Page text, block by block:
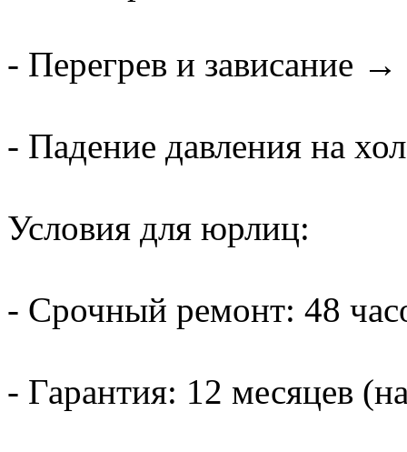
- Перегрев и зависание
- Падение давления на
Условия для юрлиц:
- Срочный ремонт: 48
- Гарантия: 12 месяцев